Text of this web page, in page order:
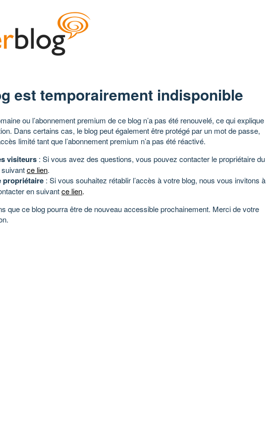
est temporairement indisponible
ou l’abonnement premium de ce blog n’a pas été renouvelé, ce qui explique
Dans certains cas, le blog peut également être protégé par un mot de passe,
limité tant que l’abonnement premium n’a pas été réactivé.
visiteurs : Si vous avez des questions, vous pouvez contacter le propriétaire du
ce lien.
propriétaire : Si vous souhaitez rétablir l’accès à votre blog, nous vous invitons à
en suivantce lien.
que ce blog pourra être de nouveau accessible prochainement. Merci de votre